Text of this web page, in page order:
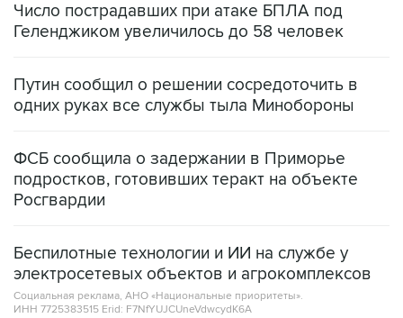
Число пострадавших при атаке БПЛА под
Геленджиком увеличилось до 58 человек
Путин сообщил о решении сосредоточить в
одних руках все службы тыла Минобороны
ФСБ сообщила о задержании в Приморье
подростков, готовивших теракт на объекте
Росгвардии
Беспилотные технологии и ИИ на службе у
электросетевых объектов и агрокомплексов
Социальная реклама, АНО «Национальные приоритеты».
ИНН 7725383515 Erid: F7NfYUJCUneVdwcydK6A